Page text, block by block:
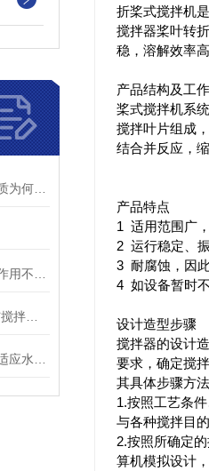
折桨式搅拌机
搅拌器桨叶转
稳，溶解效率
产品结构及工
桨式搅拌机系
搅拌叶片组成
结合并反应，
产品特点
1 适用范围广
2 运行稳定、
3 耐腐蚀，因
4 如设备暂时
设计造型步骤
搅拌器的设计
要求，确定搅
其具体步骤方
1.按照工艺条
与各种搅拌目
2.按照所确定
算机模拟设计